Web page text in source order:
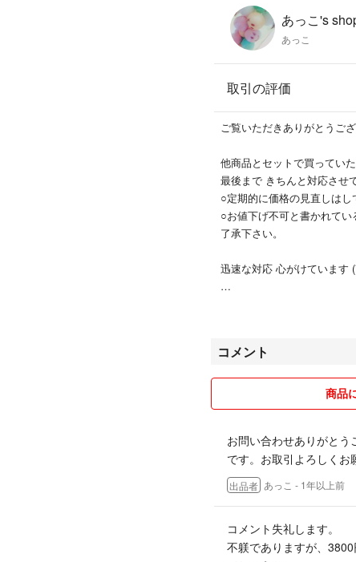
あっこ's
あっこ
取引の評価
ご覧いただきありがとうご
他商品とセットで買ってい
最後まで きちんと対応させ
○定期的に価格の見直しはし
○お値下げ不可と書かれて
了承下さい。
迅速な対応 心がけています
○イイネはいりません。本
※ サイズが合わなかった等
コメント
商品
お問い合わせありがと
です。お取引よろしくお
出品者 あっこ - 1年以上前
コメント失礼します。
不躾でありますが、